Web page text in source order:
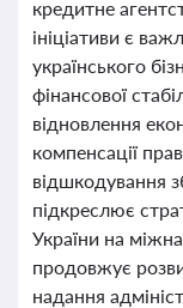
кредитне
ініціативи є
українського
фінансової
відновлення
компенсації
відшкодування
підкреслює
України на
продовжує
надання